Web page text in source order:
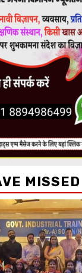
MISSED